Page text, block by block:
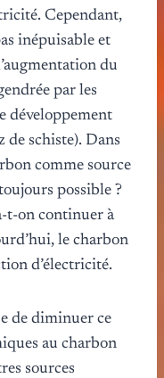
Cependant,
inépuisable et
du
par les
développement
de schiste). Dans
comme source
possible ?
t-on continuer à
le charbon
d’électricité.
de diminuer ce
au charbon
sources